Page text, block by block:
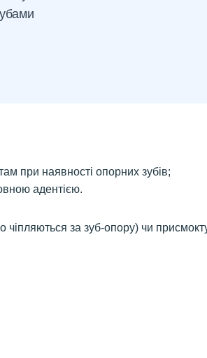
при наявності опорних зубів;
адентією.
чіпляються за зуб-опору) чи